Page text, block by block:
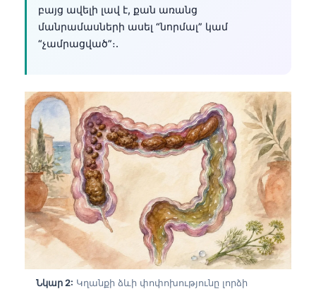
բայց ավելի լավ է, քան առանց
մանրամասների ասել “նորմալ” կամ
“չամրացված”։.
Նկար 2: Կղանքի ձևի փոփոխությունը լորձի